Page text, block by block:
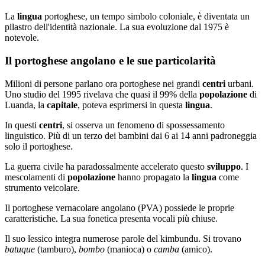
La lingua portoghese, un tempo simbolo coloniale, è diventata un
pilastro dell'identità nazionale. La sua evoluzione dal 1975 è
notevole.
Il portoghese angolano e le sue particolarità
Milioni di persone parlano ora portoghese nei grandi centri urbani.
Uno studio del 1995 rivelava che quasi il 99% della popolazione di
Luanda, la capitale, poteva esprimersi in questa lingua.
In questi centri, si osserva un fenomeno di spossessamento
linguistico. Più di un terzo dei bambini dai 6 ai 14 anni padroneggia
solo il portoghese.
La guerra civile ha paradossalmente accelerato questo sviluppo. I
mescolamenti di popolazione hanno propagato la lingua come
strumento veicolare.
Il portoghese vernacolare angolano (PVA) possiede le proprie
caratteristiche. La sua fonetica presenta vocali più chiuse.
Il suo lessico integra numerose parole del kimbundu. Si trovano
batuque (tamburo), bombo (manioca) o camba (amico).